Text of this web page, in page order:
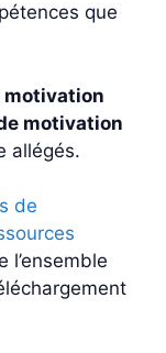
que
motivation
motivation
allégés.
de
l’ensemble